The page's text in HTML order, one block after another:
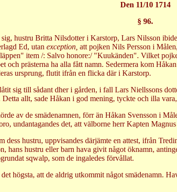
Den 11/10 1714
§ 96.
hustru Britta Nilsdotter i Karstorp, Lars Nilsson
Ed, utan exception, att pojken Nils Persson i
item /: Salvo honore:/ "Kuukänden". Vilket
prästerna ha alla fått namn. Sedermera kom
ursprung, flutit ifrån en flicka där i Karstorp.
sig till sådant dher i gården, i fall Lars Niellssons
allt, sade Håkan i god mening, tyckte och illa
av de smädenamnen, förr än Håkan Svensson i
undantagandes det, att välborne herr Kapten
hustru, uppvisandes därjämte en attest, ifrån
hans hustru eller barn hava givit något öknamn,
sqwalp, som de ingaledes förvållat.
högsta, att de aldrig utkommit något smädenamn.